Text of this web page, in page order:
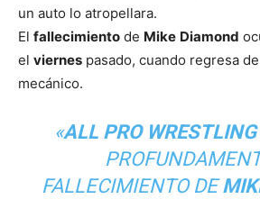
un auto lo atropellara.
El fallecimiento de Mike Diamond
el viernes pasado, cuando regresa
mecánico.
«ALL PRO WRESTLING
FALLECIMIENTO DE